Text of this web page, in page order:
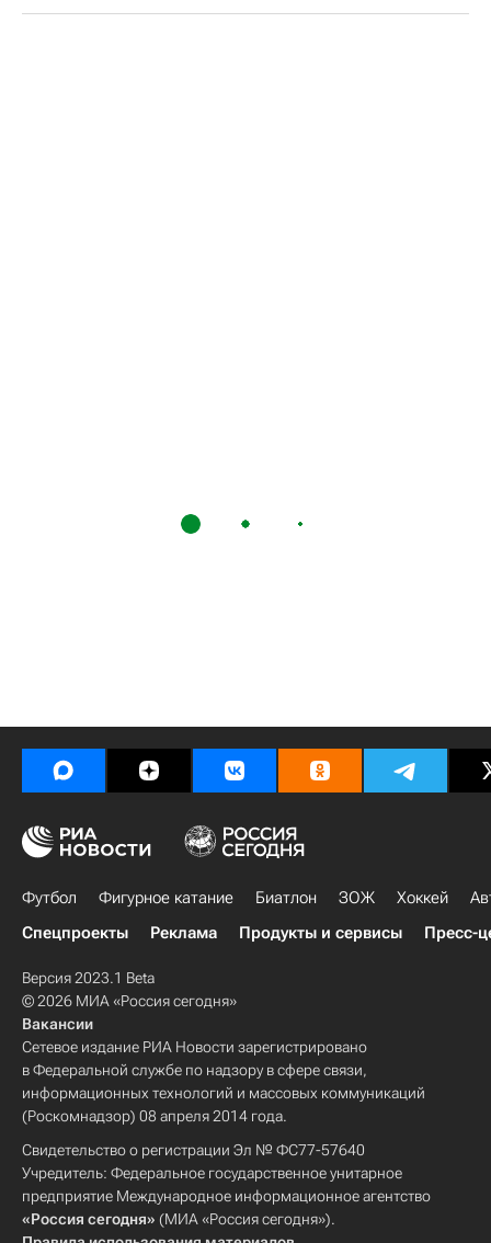
Футбол Фигурное катание Биатлон ЗОЖ Хоккей
Спецпроекты
Реклама Продукты и сервисы Пресс-
Версия 2023.1 Beta
© 2026 МИА «Россия сегодня»
Вакансии
Сетевое издание РИА Новости зарегистрировано
в Федеральной службе по надзору в сфере связи,
информационных технологий и массовых коммуникаций
(Роскомнадзор) 08 апреля 2014 года.
Свидетельство о регистрации Эл № ФС77-57640
Учредитель: Федеральное государственное унитарное
предприятие Международное информационное агентство
«Россия сегодня» (МИА «Россия сегодня»).